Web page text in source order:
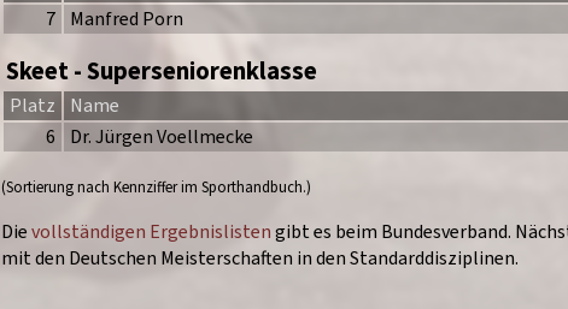
7 Manfred Porn
Skeet - Superseniorenklasse
Platz Name
6
Dr. Jürgen Voellmecke
(Sortierung nach Kennziffer im Sporthandbuch.)
Dievollständigen Ergebnislistengibt es beim Bundesverband.
mit den Deutschen Meisterschaften in den Standarddisziplinen.